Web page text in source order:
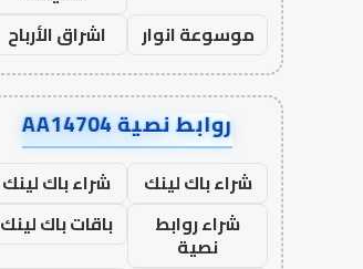
موسوعة انوار
اشراق الأرباح
روابط نصية AA14704
شراء باك لينك
شراء باك لينك
شراء روابط
نصية
باقات باك لينك